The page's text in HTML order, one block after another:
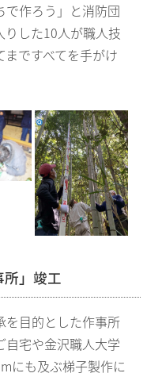
で作ろう」と消防団
した10人が職人技
ですべてを手がけ
」竣工
を目的とした作事所
自宅や金沢職人大学
にも及ぶ梯子製作に